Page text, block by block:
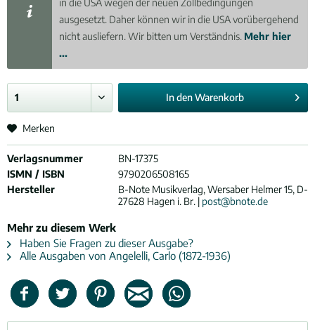
in die USA wegen der neuen Zollbedingungen
ausgesetzt. Daher können wir in die USA vorübergehend
nicht ausliefern. Wir bitten um Verständnis. Mehr hier
...
In denWarenkorb
Merken
Verlagsnummer
BN-17375
ISMN / ISBN
9790206508165
Hersteller
B-Note Musikverlag, Wersaber Helmer 15, D-
27628 Hagen i. Br. | post@bnote.de
Mehr zu diesem Werk
Haben Sie Fragen zu dieser Ausgabe?
Alle Ausgaben von Angelelli, Carlo (1872-1936)